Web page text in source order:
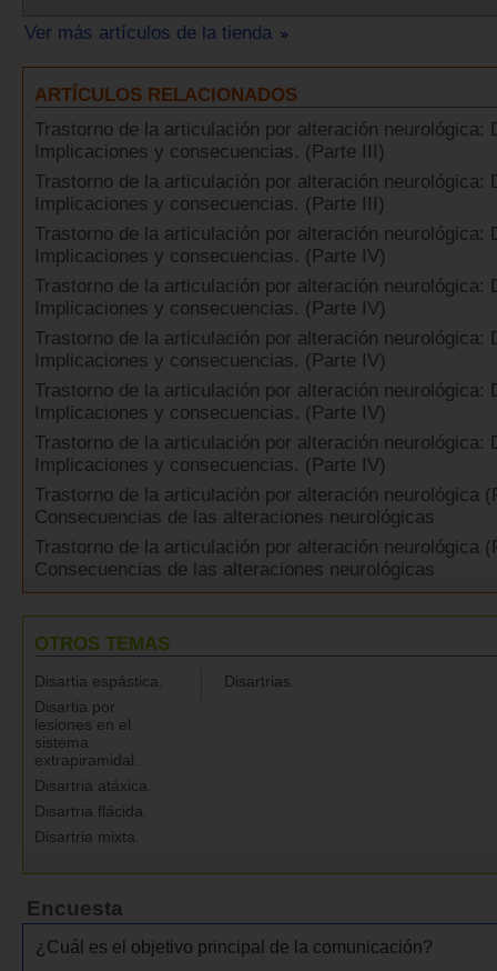
Ver más artículos de la tienda
ARTÍCULOS RELACIONADOS
Trastorno de la articulación por alteración neurológica:
Implicaciones y consecuencias. (Parte III)
Trastorno de la articulación por alteración neurológica:
Implicaciones y consecuencias. (Parte III)
Trastorno de la articulación por alteración neurológica:
Implicaciones y consecuencias. (Parte IV)
Trastorno de la articulación por alteración neurológica:
Implicaciones y consecuencias. (Parte IV)
Trastorno de la articulación por alteración neurológica:
Implicaciones y consecuencias. (Parte IV)
Trastorno de la articulación por alteración neurológica:
Implicaciones y consecuencias. (Parte IV)
Trastorno de la articulación por alteración neurológica:
Implicaciones y consecuencias. (Parte IV)
Trastorno de la articulación por alteración neurológica
Consecuencias de las alteraciones neurológicas
Trastorno de la articulación por alteración neurológica
Consecuencias de las alteraciones neurológicas
OTROS TEMAS
Disartia espástica.
Disartia por
lesiones en el
sistema
extrapiramidal.
Disartria atáxica.
Disartria flácida.
Disartria mixta.
Disartrias.
Encuesta
¿Cuál es el objetivo principal de la comunicación?